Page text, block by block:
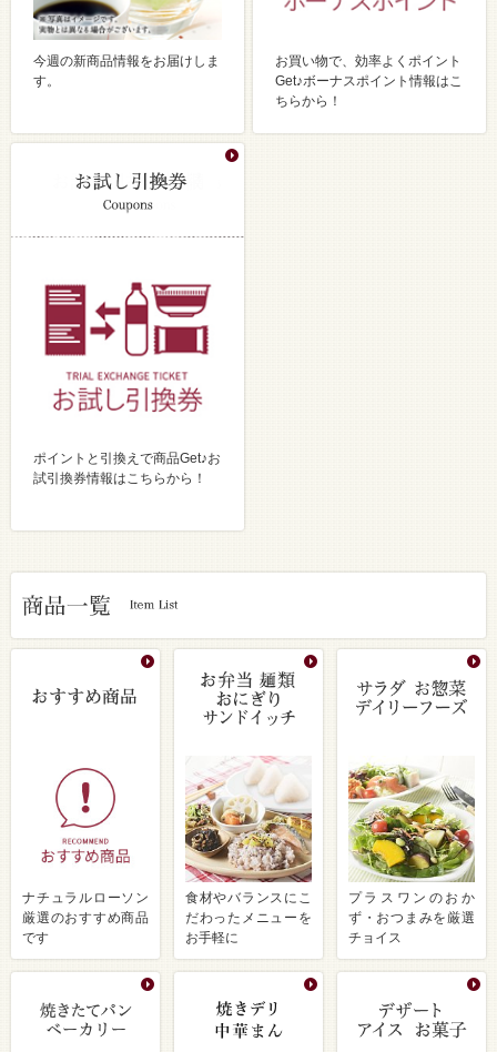
今週の新商品情報をお届けしま
す。
お買い物で、効率よくポイント
Get♪ボーナスポイント情報はこ
ちらから！
ポイントと引換えで商品Get♪お
試引換券情報はこちらから！
ナチュラルローソン
厳選のおすすめ商品
です
食材やバランスにこ
だわったメニューを
お手軽に
プラスワンのおか
ず・おつまみを厳選
チョイス